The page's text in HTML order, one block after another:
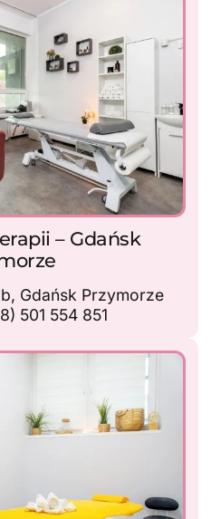
– Gdańsk
Gdańsk Przymorze
501 554 851